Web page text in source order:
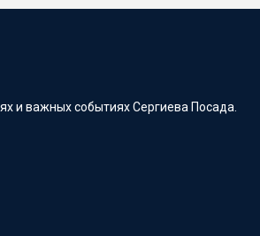
и важных событиях Сергиева Посада.